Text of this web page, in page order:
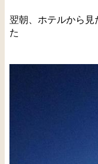
翌朝、ホテルから見
た